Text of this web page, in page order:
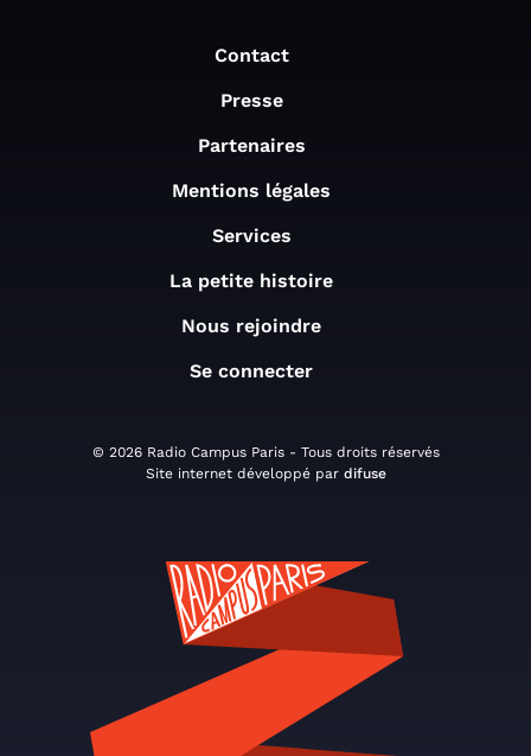
Contact
Presse
Partenaires
Mentions légales
Services
La petite histoire
Nous rejoindre
Se connecter
© 2026 Radio Campus Paris - Tous droits réservés
Site internet développé par difuse